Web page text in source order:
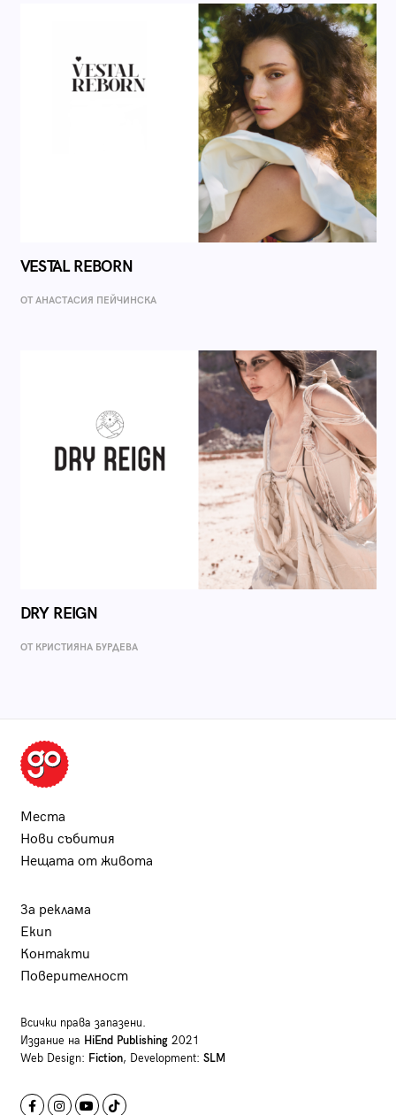
VESTAL REBORN
ОТ AНАСТАСИЯ ПЕЙЧИНСКА
DRY REIGN
ОТ КРИСТИЯНА БУРДЕВА
Места
Нови събития
Нещата от живота
За реклама
Екип
Контакти
Поверителност
Всички права запазени.
Издание на HiEnd Publishing2021
Web Design: Fiction, Development: SLM